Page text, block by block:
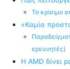
Το κρίσιμο
«Καμία
ερευνητές)
Η AMD δίνει